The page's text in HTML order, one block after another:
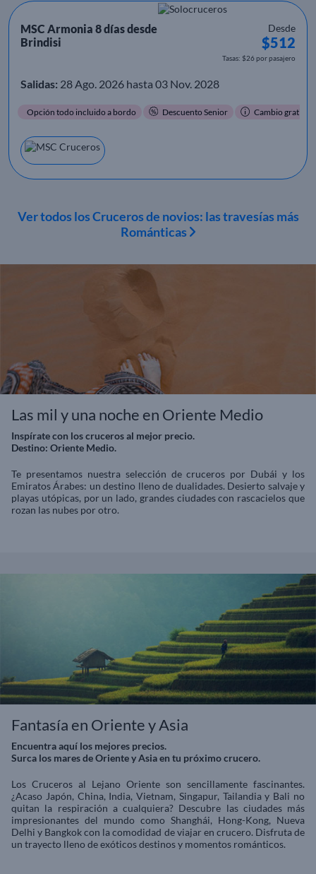
MSC Armonia 8 días desde
Brindisi
Desde
$512
Tasas: $26 por pasajero
Salidas: 28 Ago. 2026 hasta 03 Nov. 2028
Opción todo incluido a bordo Descuento Senior Cambio gratis
Ver todos los Cruceros de novios: las travesías más
Románticas
Las mil y una noche en Oriente Medio
Inspírate con los cruceros al mejor precio.
Destino: Oriente Medio.
Te presentamos nuestra selección de cruceros por Dubái y los
Emiratos Árabes: un destino lleno de dualidades. Desierto salvaje y
playas utópicas, por un lado, grandes ciudades con rascacielos que
rozan las nubes por otro.
Fantasía en Oriente y Asia
Encuentra aquí los mejores precios.
Surca los mares de Oriente y Asia en tu próximo crucero.
Los Cruceros al Lejano Oriente son sencillamente fascinantes.
¿Acaso Japón, China, India, Vietnam, Singapur, Tailandia y Bali no
quitan la respiración a cualquiera? Descubre las ciudades más
impresionantes del mundo como Shanghái, Hong-Kong, Nueva
Delhi y Bangkok con la comodidad de viajar en crucero. Disfruta de
un trayecto lleno de exóticos destinos y momentos románticos.